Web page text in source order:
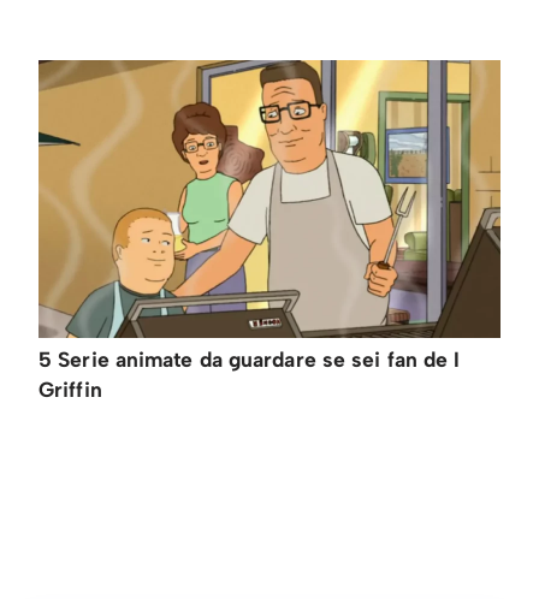
5 Serie animate da guardare se sei fan de I
Griffin